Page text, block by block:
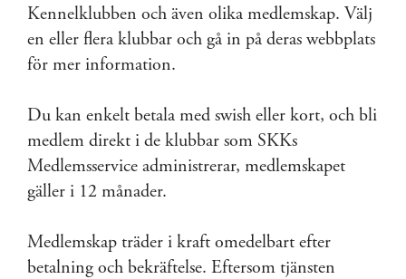
Kennelklubben och även olika medlemskap. Välj
en eller flera klubbar och gå in på deras webbplats
för mer information.
Du kan enkelt betala med swish eller kort, och bli
medlem direkt i de klubbar som SKKs
Medlemsservice administrerar, medlemskapet
gäller i 12 månader.
Medlemskap träder i kraft omedelbart efter
betalning och bekräftelse. Eftersom tjänsten